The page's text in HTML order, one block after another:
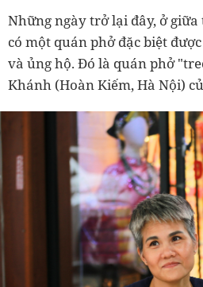
Những ngày trở lại đây, ở giữa
có một quán phở đặc biệt
và ủng hộ. Đó là quán phở
Khánh (Hoàn Kiếm, Hà Nội)